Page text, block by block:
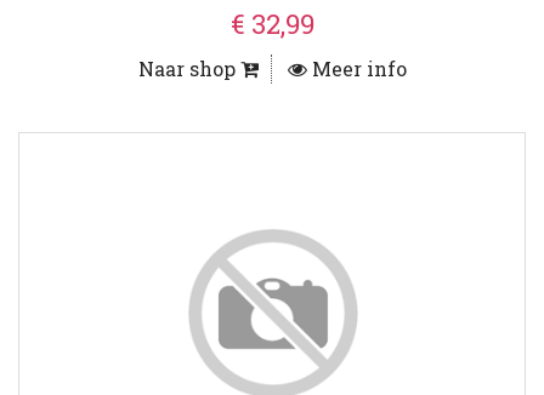
€ 32,99
Naar shop Meer info